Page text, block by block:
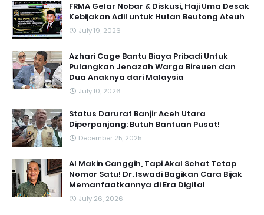
FRMA Gelar Nobar & Diskusi, Haji Uma Desak
Kebijakan Adil untuk Hutan Beutong Ateuh
July 19, 2026
Azhari Cage Bantu Biaya Pribadi Untuk
Pulangkan Jenazah Warga Bireuen dan
Dua Anaknya dari Malaysia
July 10, 2026
Status Darurat Banjir Aceh Utara
Diperpanjang: Butuh Bantuan Pusat!
December 25, 2025
AI Makin Canggih, Tapi Akal Sehat Tetap
Nomor Satu! Dr. Iswadi Bagikan Cara Bijak
Memanfaatkannya di Era Digital
July 26, 2026